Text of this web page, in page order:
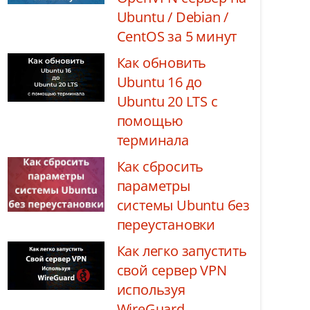
Ubuntu / Debian /
CentOS за 5 минут
Как обновить
Ubuntu 16 до
Ubuntu 20 LTS с
помощью
терминала
Как сбросить
параметры
системы Ubuntu без
переустановки
Как легко запустить
свой сервер VPN
используя